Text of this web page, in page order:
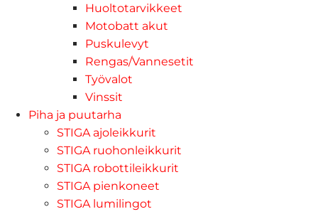
Huoltotarvikkeet
Motobatt akut
Puskulevyt
Rengas/Vannesetit
Työvalot
Vinssit
Piha ja puutarha
STIGA ajoleikkurit
STIGA ruohonleikkurit
STIGA robottileikkurit
STIGA pienkoneet
STIGA lumilingot